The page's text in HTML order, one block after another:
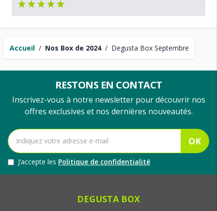
Accueil / Nos Box de 2024 / Degusta Box Septembre
RESTONS EN CONTACT
Inscrivez-vous à notre newsletter pour découvrir nos
offres exclusives et nos dernières nouveautés.
OK
J’accepte les Politique de confidentialité
DEGUSTA BOX